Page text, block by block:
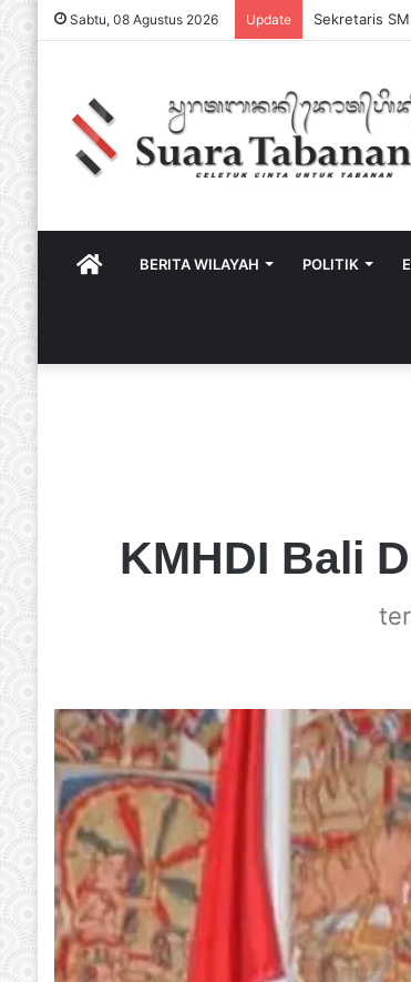
Sabtu, 08 Agustus 2026 Update
HOMEBERITA WILAYAH POLITIK
KMHDI Bali